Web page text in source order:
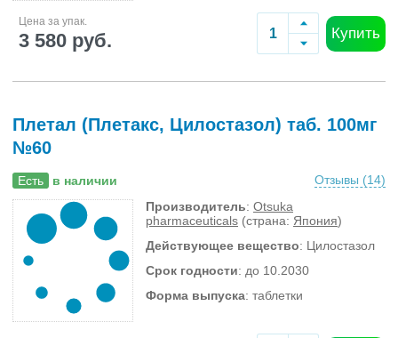
Цена за упак.
3 580 руб. Купить
Плетал (Плетакс, Цилостазол) таб. 100мг
№60
Есть в наличии Отзывы (14)
Производитель: Otsuka
pharmaceuticals (страна: Япония)
Действующее вещество: Цилостазол
Срок годности: до 10.2030
Форма выпуска: таблетки